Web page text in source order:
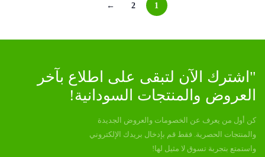
1
2
←
"اشترك الآن لتبقى على اطلاع بآخر
العروض والمنتجات السودانية!
كن أول من يعرف عن الخصومات والعروض الجديدة
والمنتجات الحصرية. فقط قم بإدخال بريدك الإلكتروني
واستمتع بتجربة تسوق لا مثيل لها!